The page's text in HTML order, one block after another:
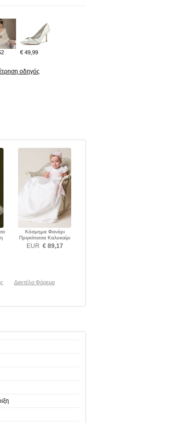
€ 49,99
οδηγός
Κόσμημα Φανάρι
Πριγκίπισσα Καλοκαίρι
Μικρό Φόρεμα Βάπτισης
EUR € 89,17
Δαντέλα Φόρεμα